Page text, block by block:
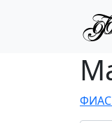
ФИАС